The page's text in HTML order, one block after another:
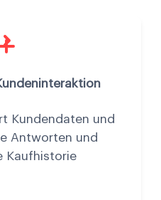
Kundendaten und
Antworten und
Kaufhistorie